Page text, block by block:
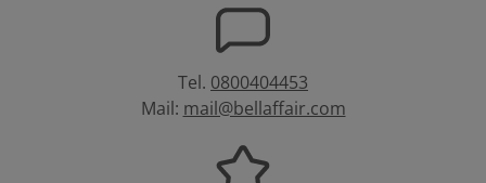
Tel. 0800404453
Mail: mail@bellaffair.com